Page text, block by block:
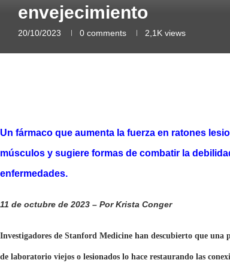
envejecimiento
20/10/2023 0 comments 2,1K views
Un fármaco que aumenta la fuerza en ratones
músculos y sugiere formas de combatir la
enfermedades.
11 de octubre de 2023 – Por Krista Conger
Investigadores de Stanford Medicine han descubierto que una
de laboratorio viejos o lesionados lo hace restaurando las